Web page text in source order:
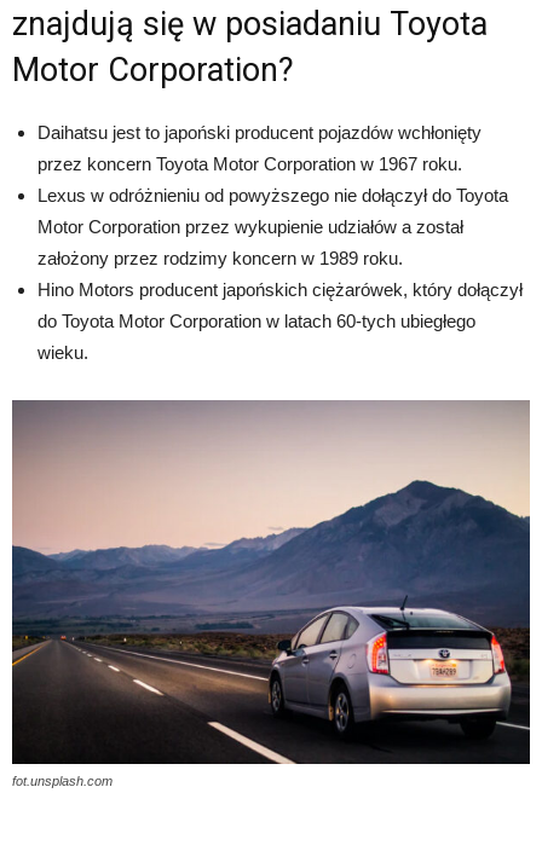
znajdują się w posiadaniu Toyota
Motor Corporation?
Daihatsu jest to japoński producent pojazdów wchłonięty
przez koncern Toyota Motor Corporation w 1967 roku.
Lexus w odróżnieniu od powyższego nie dołączył do Toyota
Motor Corporation przez wykupienie udziałów a został
założony przez rodzimy koncern w 1989 roku.
Hino Motors producent japońskich ciężarówek, który dołączył
do Toyota Motor Corporation w latach 60-tych ubiegłego
wieku.
fot.unsplash.com